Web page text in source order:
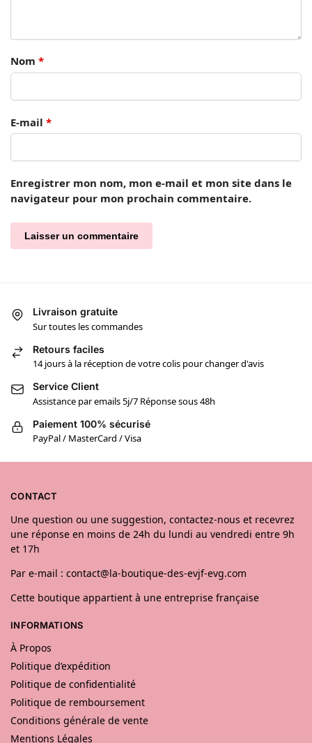
Nom *
E-mail *
Enregistrer mon nom, mon e-mail et mon site dans le
navigateur pour mon prochain commentaire.
Livraison gratuite
Sur toutes les commandes
Retours faciles
14 jours à la réception de votre colis pour changer d'avis
Service Client
Assistance par emails 5j/7 Réponse sous 48h
Paiement 100% sécurisé
PayPal / MasterCard / Visa
CONTACT
Une question ou une suggestion, contactez-nous et recevrez
une réponse en moins de 24h du lundi au vendredi entre 9h
et 17h
Par e-mail : contact@la-boutique-des-evjf-evg.com
Cette boutique appartient à une entreprise française
INFORMATIONS
À Propos
Politique d’expédition
Politique de confidentialité
Politique de remboursement
Conditions générale de vente
Mentions Légales